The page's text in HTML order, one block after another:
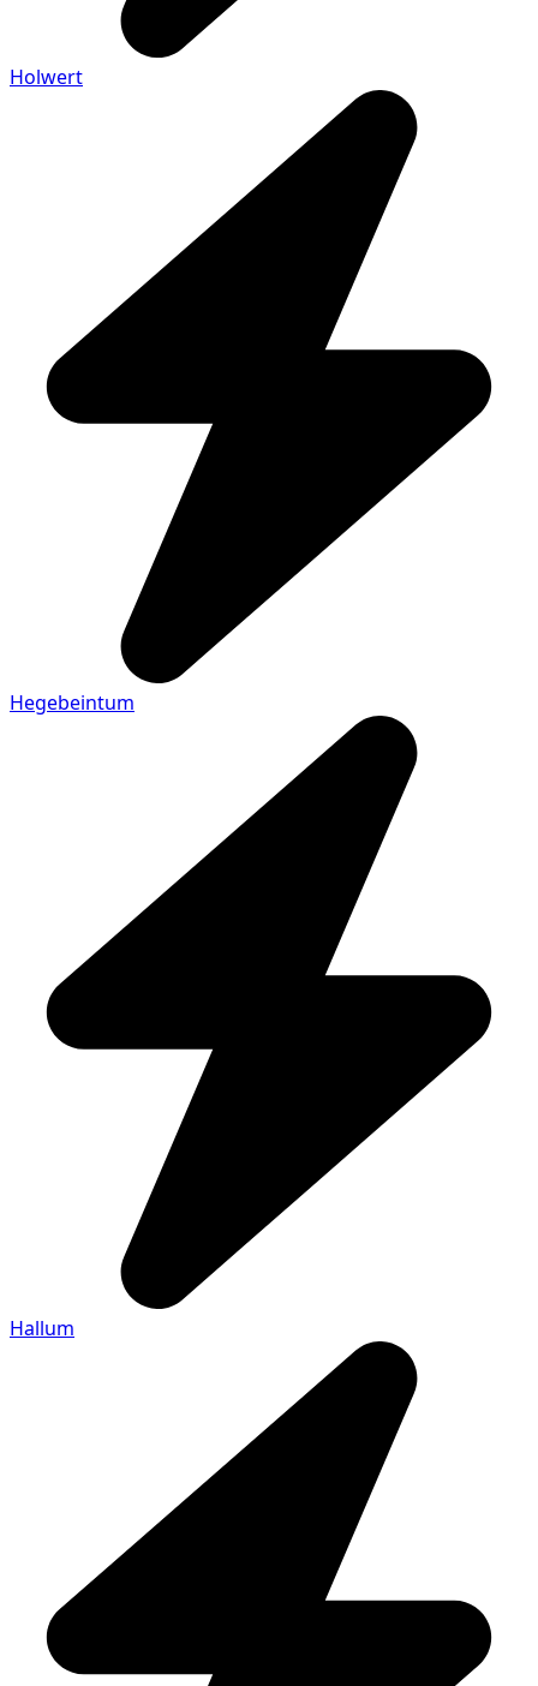
Holwert
Hegebeintum
Hallum